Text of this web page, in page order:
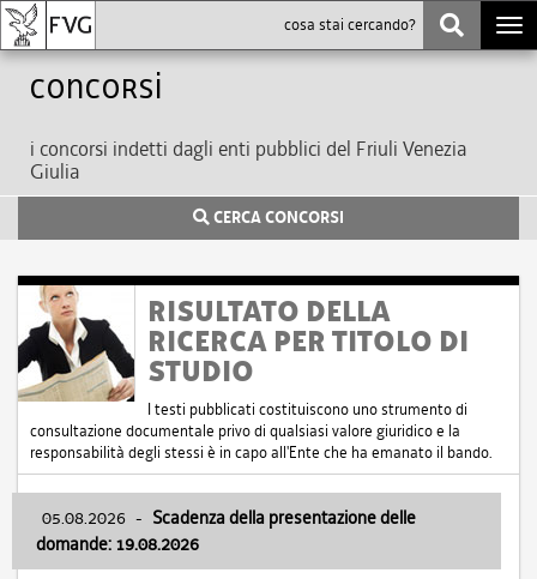
Concorsi
i concorsi indetti dagli enti pubblici del Friuli Venezia
Giulia
CERCA CONCORSI
RISULTATO DELLA
RICERCA PER TITOLO DI
STUDIO
I testi pubblicati costituiscono uno strumento di
consultazione documentale privo di qualsiasi valore giuridico e la
responsabilità degli stessi è in capo all'Ente che ha emanato il bando.
05.08.2026 - Scadenza della presentazione delle
domande: 19.08.2026